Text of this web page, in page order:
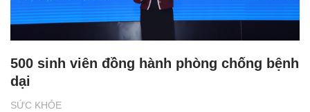
SỨC KHỎE
500 sinh viên đồng hành phòng chống bệnh
dại